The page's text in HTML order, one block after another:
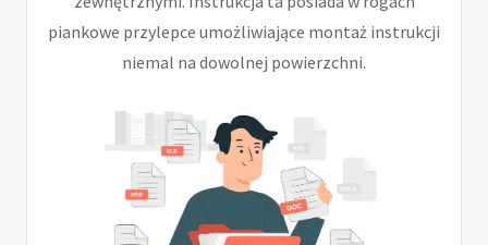
piankowe przylepce umożliwiające montaż instrukcji
niemal na dowolnej powierzchni.